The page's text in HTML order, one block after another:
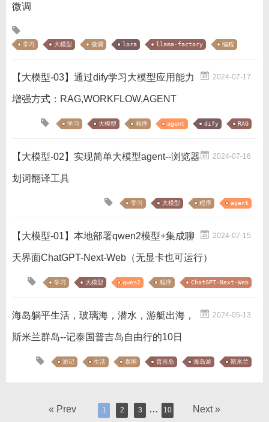
微调
学习 大模型 微调 lora llama-factory 编程
2024-07-17
【大模型-03】通过dify学习大模型应用能力
增强方式：RAG,WORKFLOW,AGENT
学习 大模型 程序 agent dify RAG
2024-07-16
【大模型-02】实现简单大模型agent--浏览器
划词翻译工具
学习 大模型 程序 agent
2024-07-15
【大模型-01】本地部署qwen2模型+集成聊
天界面ChatGPT-Next-Web（无显卡也可运行）
学习 大模型 qwen2 程序 ChatGPT-Next-Web
2024-05-13
海岛躺平生活，玻璃海，潜水，游艇出海，
斯米兰群岛--记泰国普吉岛自由行的10日
游记 生活 泰国 普吉岛 海岛游 斯米兰
« Prev 1 2 3 … 10 Next »